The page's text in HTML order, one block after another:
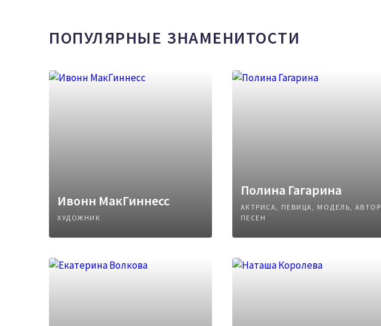
ПОПУЛЯРНЫЕ ЗНАМЕНИТОСТИ
Ивонн МакГиннесс
ХУДОЖНИК
Полина Гагарина
АКТРИСА, ПЕВИЦА, МОДЕЛЬ, АВТОР
ПЕСЕН